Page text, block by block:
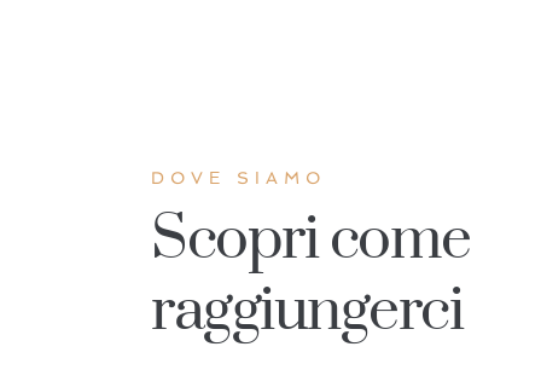
DOVE SIAMO
Scopri come
raggiungerci